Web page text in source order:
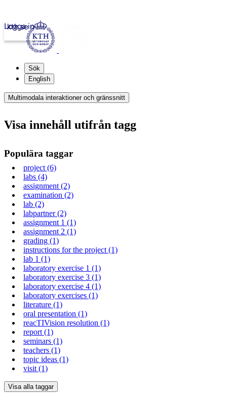
kth.se
Logga in
Sök
English
Multimodala interaktioner och gränssnitt
Visa innehåll utifrån tagg
Populära taggar
project (6)
labs (4)
assignment (2)
examination (2)
lab (2)
labpartner (2)
assignment 1 (1)
assignment 2 (1)
grading (1)
instructions for the project (1)
lab 1 (1)
laboratory exercise 1 (1)
laboratory exercise 3 (1)
laboratory exercise 4 (1)
laboratory exercises (1)
literature (1)
oral presentation (1)
reacTIVision resolution (1)
report (1)
seminars (1)
teachers (1)
topic ideas (1)
visit (1)
Visa alla taggar